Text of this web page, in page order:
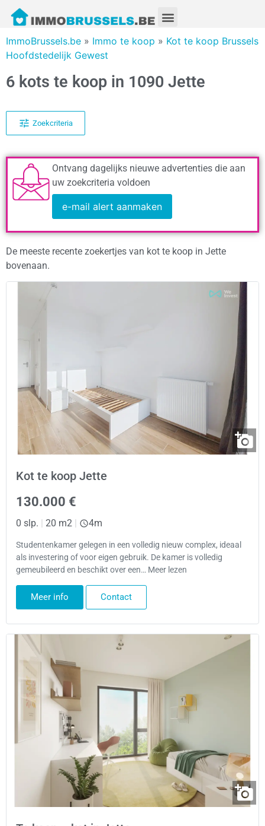
ImmoBrussels.be » Immo te koop » Kot te koop Brussels
Hoofdstedelijk Gewest
6 kots te koop in 1090 Jette
Zoekcriteria
Ontvang dagelijks nieuwe advertenties die aan
uw zoekcriteria voldoen
e-mail alert aanmaken
De meeste recente zoekertjes van kot te koop in Jette
bovenaan.
Kot te koop Jette
130.000 €
0 slp. | 20 m2 | 4m
Studentenkamer gelegen in een volledig nieuw complex, ideaal
als investering of voor eigen gebruik. De kamer is volledig
gemeubileerd en beschikt over een… Meer lezen
Meer info Contact